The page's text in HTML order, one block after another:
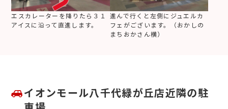
エスカレーターを降りたら３１
アイスに沿って直進します。
進んで行くと左側にジュエルカ
フェがございます。（おかしの
まちおかさん横）
イオンモール八千代緑が丘店近隣の駐